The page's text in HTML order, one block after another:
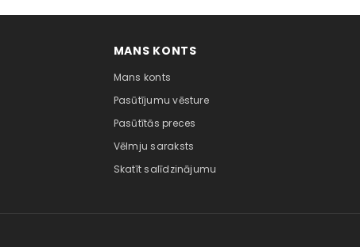
MANS KONTS
Mans konts
Pasūtījumu vēsture
Pasūtītās preces
Vēlmju saraksts
Skatīt salīdzinājumu